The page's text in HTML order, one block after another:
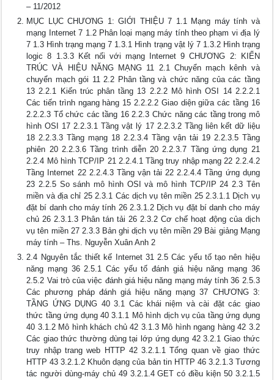
– 11/2012
MỤC LỤC CHƯƠNG 1: GIỚI THIỆU 7 1.1 Mạng máy tính và
mạng Internet 7 1.2 Phân loại mạng máy tính theo phạm vi địa lý
7 1.3 Hình trạng mạng 7 1.3.1 Hình trạng vật lý 7 1.3.2 Hình trạng
logic 8 1.3.3 Kết nối với mạng Internet 9 CHƯƠNG 2: KIẾN
TRÚC VÀ HIỆU NĂNG MẠNG 11 2.1 Chuyển mạch kênh và
chuyển mạch gói 11 2.2 Phân tầng và chức năng của các tầng
13 2.2.1 Kiến trúc phân tầng 13 2.2.2 Mô hình OSI 14 2.2.2.1
Các tiến trình ngang hàng 15 2.2.2.2 Giao diện giữa các tầng 16
2.2.2.3 Tổ chức các tầng 16 2.2.3 Chức năng các tầng trong mô
hình OSI 17 2.2.3.1 Tầng vật lý 17 2.2.3.2 Tầng liên kết dữ liệu
18 2.2.3.3 Tầng mạng 18 2.2.3.4 Tầng vận tải 19 2.2.3.5 Tầng
phiên 20 2.2.3.6 Tầng trình diễn 20 2.2.3.7 Tầng ứng dụng 21
2.2.4 Mô hình TCP/IP 21 2.2.4.1 Tầng truy nhập mạng 22 2.2.4.2
Tầng Internet 22 2.2.4.3 Tầng vận tải 22 2.2.4.4 Tầng ứng dụng
23 2.2.5 So sánh mô hình OSI và mô hình TCP/IP 24 2.3 Tên
miền và địa chỉ 25 2.3.1 Các dịch vụ tên miền 25 2.3.1.1 Dịch vụ
đặt bí danh cho máy tính 26 2.3.1.2 Dịch vụ đặt bí danh cho máy
chủ 26 2.3.1.3 Phân tán tải 26 2.3.2 Cơ chế hoạt động của dịch
vụ tên miền 27 2.3.3 Bản ghi dịch vụ tên miền 29 Bài giảng Mạng
máy tính – Ths. Nguyễn Xuân Anh 2
2.4 Nguyên tắc thiết kế Internet 31 2.5 Các yếu tố tạo nên hiệu
năng mạng 36 2.5.1 Các yếu tố đánh giá hiệu năng mạng 36
2.5.2 Vai trò của việc đánh giá hiệu năng mạng máy tính 36 2.5.3
Các phương pháp đánh giá hiệu năng mạng 37 CHƯƠNG 3:
TẦNG ỨNG DỤNG 40 3.1 Các khái niệm và cài đặt các giao
thức tầng ứng dụng 40 3.1.1 Mô hình dịch vụ của tầng ứng dụng
40 3.1.2 Mô hình khách chủ 42 3.1.3 Mô hình ngang hàng 42 3.2
Các giao thức thường dùng tại lớp ứng dụng 42 3.2.1 Giao thức
truy nhập trang web HTTP 42 3.2.1.1 Tổng quan về giao thức
HTTP 43 3.2.1.2 Khuôn dạng của bản tin HTTP 46 3.2.1.3 Tương
tác người dùng-máy chủ 49 3.2.1.4 GET có điều kiện 50 3.2.1.5